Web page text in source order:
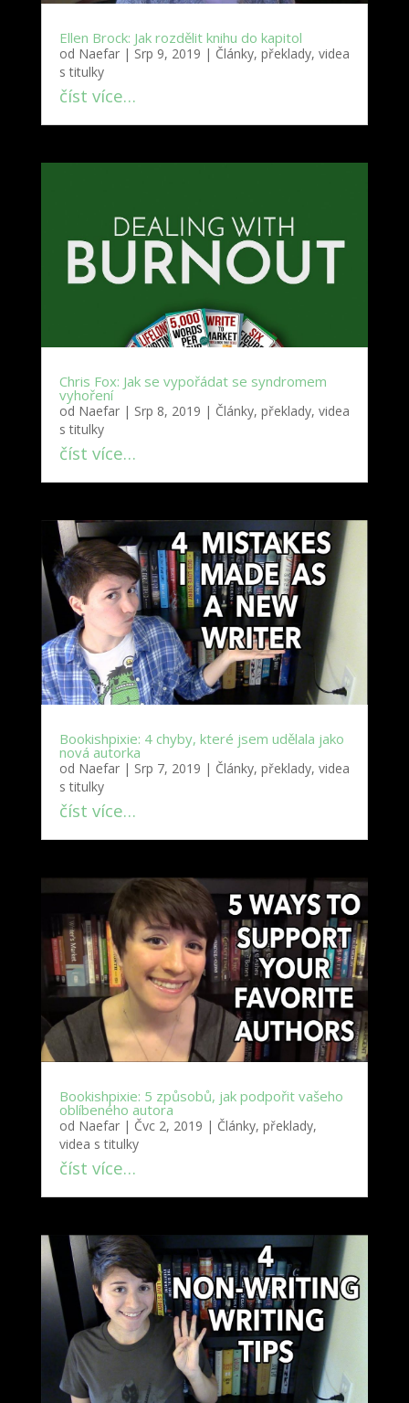
Ellen Brock: Jak rozdělit knihu do kapitol
od Naefar| Srp 9, 2019 | Články, překlady, videa
s titulky
číst více…
Chris Fox: Jak se vypořádat se syndromem
vyhoření
od Naefar| Srp 8, 2019 | Články, překlady, videa
s titulky
číst více…
Bookishpixie: 4 chyby, které jsem udělala jako
nová autorka
od Naefar| Srp 7, 2019 | Články, překlady, videa
s titulky
číst více…
Bookishpixie: 5 způsobů, jak podpořit vašeho
oblíbeného autora
od Naefar| Čvc 2, 2019 | Články, překlady,
videa s titulky
číst více…